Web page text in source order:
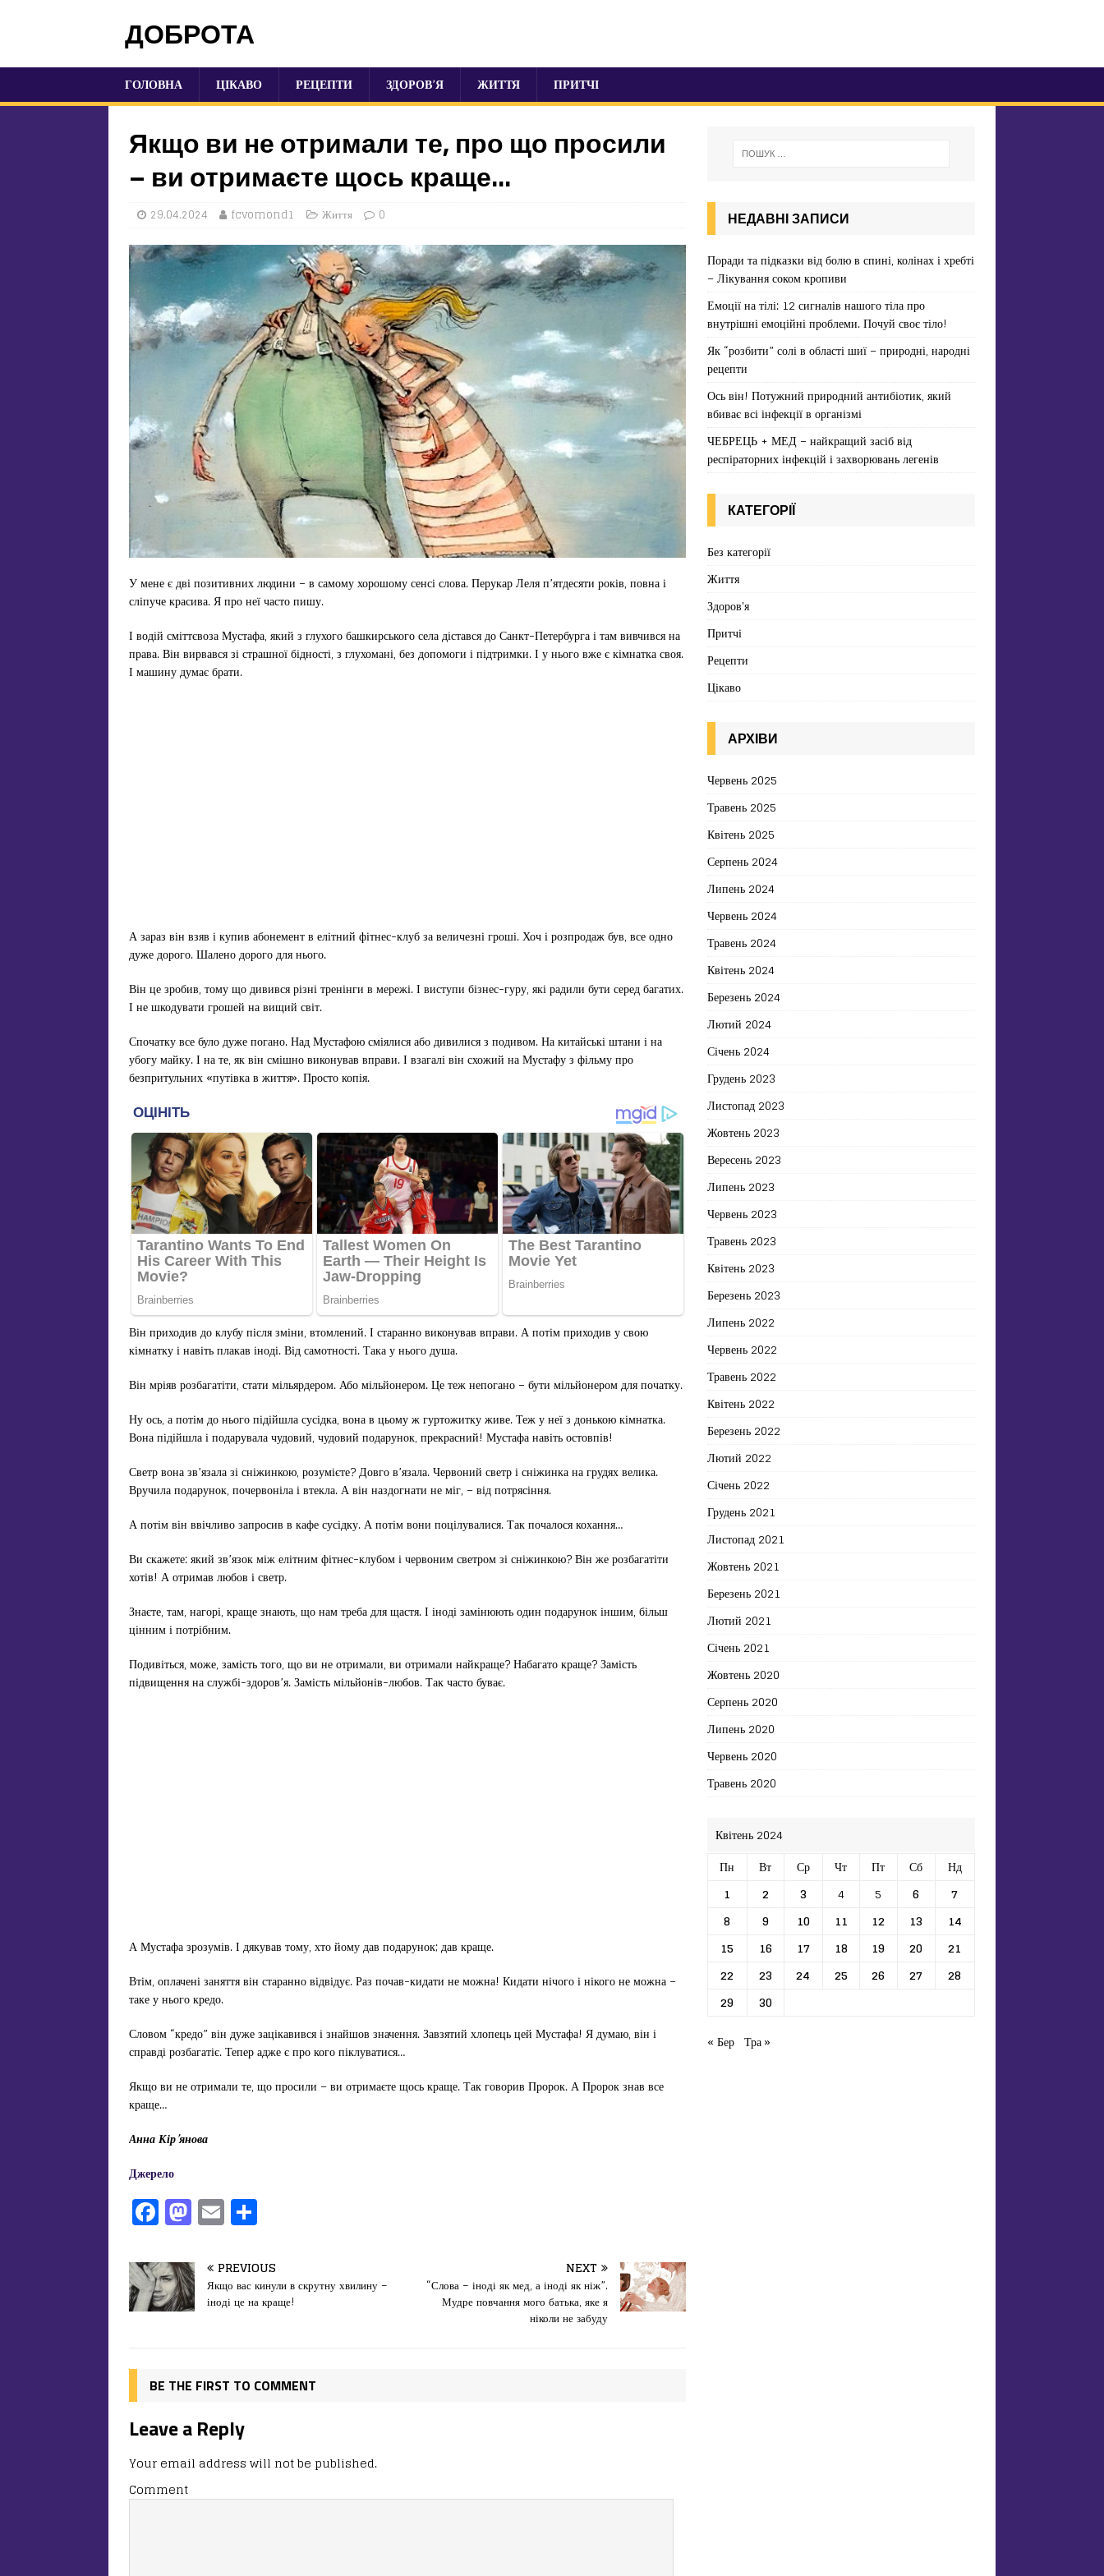
ДОБРОТА
ГОЛОВНА ЦІКАВО РЕЦЕПТИ ЗДОРОВ’Я ЖИТТЯ ПРИТЧІ
Якщо ви не отримали те, про що просили
– ви отримаєте щось краще…
29.04.2024 fcvomond1 Життя 0
У мене є дві позитивних людини – в самому хорошому сенсі слова. Перукар Леля п’ятдесяти років, повна і
сліпуче красива. Я про неї часто пишу.
І водій сміттєвоза Мустафа, який з глухого башкирського села дістався до Санкт-Петербурга і там вивчився на
права. Він вирвався зі страшної бідності, з глухомані, без допомоги і підтримки. І у нього вже є кімнатка своя.
І машину думає брати.
А зараз він взяв і купив абонемент в елітний фітнес-клуб за величезні гроші. Хоч і розпродаж був, все одно
дуже дорого. Шалено дорого для нього.
Він це зробив, тому що дивився різні тренінги в мережі. І виступи бізнес-гуру, які радили бути серед багатих.
І не шкодувати грошей на вищий світ.
Спочатку все було дуже погано. Над Мустафою сміялися або дивилися з подивом. На китайські штани і на
убогу майку. І на те, як він смішно виконував вправи. І взагалі він схожий на Мустафу з фільму про
безпритульних «путівка в життя». Просто копія.
Він приходив до клубу після зміни, втомлений. І старанно виконував вправи. А потім приходив у свою
кімнатку і навіть плакав іноді. Від самотності. Така у нього душа.
Він мріяв розбагатіти, стати мільярдером. Або мільйонером. Це теж непогано – бути мільйонером для початку.
Ну ось, а потім до нього підійшла сусідка, вона в цьому ж гуртожитку живе. Теж у неї з донькою кімнатка.
Вона підійшла і подарувала чудовий, чудовий подарунок, прекрасний! Мустафа навіть остовпів!
Светр вона зв’язала зі сніжинкою, розумієте? Довго в’язала. Червоний светр і сніжинка на грудях велика.
Вручила подарунок, почервоніла і втекла. А він наздогнати не міг, – від потрясіння.
А потім він ввічливо запросив в кафе сусідку. А потім вони поцілувалися. Так почалося кохання…
Ви скажете: який зв’язок між елітним фітнес-клубом і червоним светром зі сніжинкою? Він же розбагатіти
хотів! А отримав любов і светр.
Знаєте, там, нагорі, краще знають, що нам треба для щастя. І іноді замінюють один подарунок іншим, більш
цінним і потрібним.
Подивіться, може, замість того, що ви не отримали, ви отримали найкраще? Набагато краще? Замість
підвищення на службі-здоров’я. Замість мільйонів-любов. Так часто буває.
А Мустафа зрозумів. І дякував тому, хто йому дав подарунок; дав краще.
Втім, оплачені заняття він старанно відвідує. Раз почав-кидати не можна! Кидати нічого і нікого не можна –
таке у нього кредо.
Словом “кредо” він дуже зацікавився і знайшов значення. Завзятий хлопець цей Мустафа! Я думаю, він і
справді розбагатіє. Тепер адже є про кого піклуватися…
Якщо ви не отримали те, що просили – ви отримаєте щось краще. Так говорив Пророк. А Пророк знав все
краще…
Анна Кір’янова
Джерело
F
a
c
e
b
o
k
M
a
st
o
d
n
E
m
ai
l
іл
и
т
я
PREVIOUS
Якщо вас кинули в скрутну хвилину –
іноді це на краще!
NEXT
“Слова – іноді як мед, а іноді як ніж”.
Мудре повчання мого батька, яке я
ніколи не забуду
BE THE FIRST TO COMMENT
Leave a Reply
Your email address will not be published.
Comment
НЕДАВНІ ЗАПИСИ
Поради та підказки від болю в спині, колінах і хребті
– Лікування соком кропиви
Емоції на тілі: 12 сигналів нашого тіла про
внутрішні емоційні проблеми. Почуй своє тіло!
Як “розбити” солі в області шиї – природні, народні
рецепти
Ось він! Потужний природний антибіотик, який
вбиває всі інфекції в організмі
ЧЕБРЕЦЬ + МЕД – найкращий засіб від
респіраторних інфекцій і захворювань легенів
КАТЕГОРІЇ
Без категорії
Життя
Здоров'я
Притчі
Рецепти
Цікаво
АРХІВИ
Червень 2025
Травень 2025
Квітень 2025
Серпень 2024
Липень 2024
Червень 2024
Травень 2024
Квітень 2024
Березень 2024
Лютий 2024
Січень 2024
Грудень 2023
Листопад 2023
Жовтень 2023
Вересень 2023
Липень 2023
Червень 2023
Травень 2023
Квітень 2023
Березень 2023
Липень 2022
Червень 2022
Травень 2022
Квітень 2022
Березень 2022
Лютий 2022
Січень 2022
Грудень 2021
Листопад 2021
Жовтень 2021
Березень 2021
Лютий 2021
Січень 2021
Жовтень 2020
Серпень 2020
Липень 2020
Червень 2020
Травень 2020
Квітень 2024
Пн
Вт Ср Чт Пт Сб
Нд
1
2 3 4 5 6
7
8
9 10 11 12 13
14
15
16 17 18 19 20
21
22
23 24 25 26 27
28
29
30
« Бер Тра »